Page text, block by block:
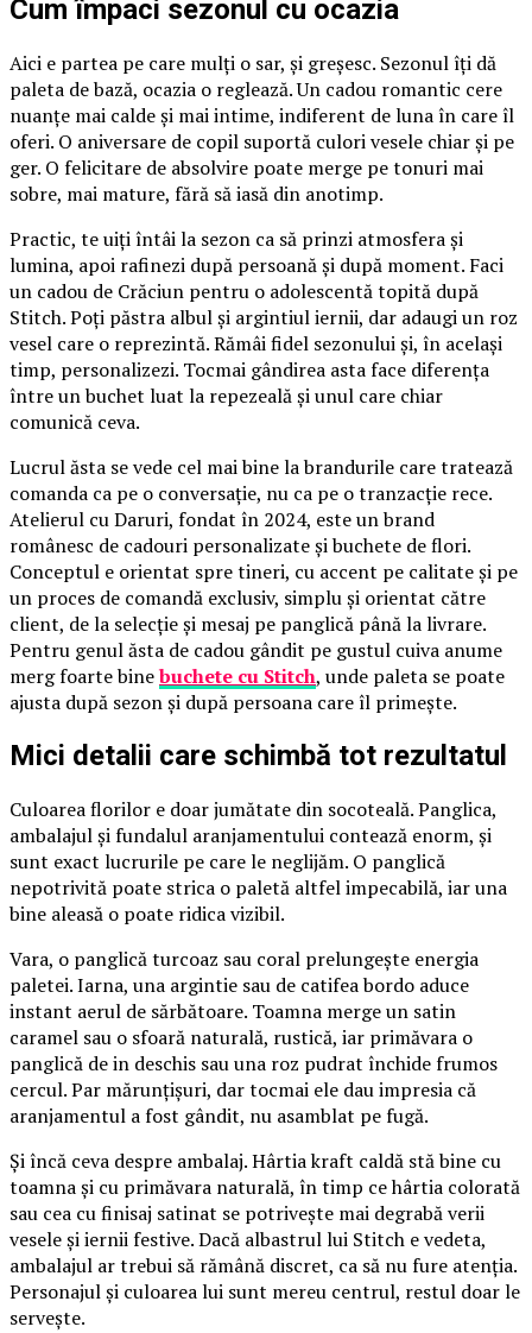
Cum împaci sezonul cu ocazia
Aici e partea pe care mulți o sar, și greșesc. Sezonul îți dă
paleta de bază, ocazia o reglează. Un cadou romantic cere
nuanțe mai calde și mai intime, indiferent de luna în care îl
oferi. O aniversare de copil suportă culori vesele chiar și pe
ger. O felicitare de absolvire poate merge pe tonuri mai
sobre, mai mature, fără să iasă din anotimp.
Practic, te uiți întâi la sezon ca să prinzi atmosfera și
lumina, apoi rafinezi după persoană și după moment. Faci
un cadou de Crăciun pentru o adolescentă topită după
Stitch. Poți păstra albul și argintiul iernii, dar adaugi un roz
vesel care o reprezintă. Rămâi fidel sezonului și, în același
timp, personalizezi. Tocmai gândirea asta face diferența
între un buchet luat la repezeală și unul care chiar
comunică ceva.
Lucrul ăsta se vede cel mai bine la brandurile care tratează
comanda ca pe o conversație, nu ca pe o tranzacție rece.
Atelierul cu Daruri, fondat în 2024, este un brand
românesc de cadouri personalizate și buchete de flori.
Conceptul e orientat spre tineri, cu accent pe calitate și pe
un proces de comandă exclusiv, simplu și orientat către
client, de la selecție și mesaj pe panglică până la livrare.
Pentru genul ăsta de cadou gândit pe gustul cuiva anume
merg foarte binebuchete cu Stitch, unde paleta se poate
ajusta după sezon și după persoana care îl primește.
Mici detalii care schimbă tot rezultatul
Culoarea florilor e doar jumătate din socoteală. Panglica,
ambalajul și fundalul aranjamentului contează enorm, și
sunt exact lucrurile pe care le neglijăm. O panglică
nepotrivită poate strica o paletă altfel impecabilă, iar una
bine aleasă o poate ridica vizibil.
Vara, o panglică turcoaz sau coral prelungește energia
paletei. Iarna, una argintie sau de catifea bordo aduce
instant aerul de sărbătoare. Toamna merge un satin
caramel sau o sfoară naturală, rustică, iar primăvara o
panglică de in deschis sau una roz pudrat închide frumos
cercul. Par mărunțișuri, dar tocmai ele dau impresia că
aranjamentul a fost gândit, nu asamblat pe fugă.
Și încă ceva despre ambalaj. Hârtia kraft caldă stă bine cu
toamna și cu primăvara naturală, în timp ce hârtia colorată
sau cea cu finisaj satinat se potrivește mai degrabă verii
vesele și iernii festive. Dacă albastrul lui Stitch e vedeta,
ambalajul ar trebui să rămână discret, ca să nu fure atenția.
Personajul și culoarea lui sunt mereu centrul, restul doar le
servește.